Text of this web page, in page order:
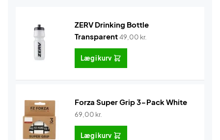
ZERV Drinking Bottle
Transparent49,00 kr.
Læg i kurv
Forza Super Grip 3-Pack White
69,00 kr.
Læg i kurv